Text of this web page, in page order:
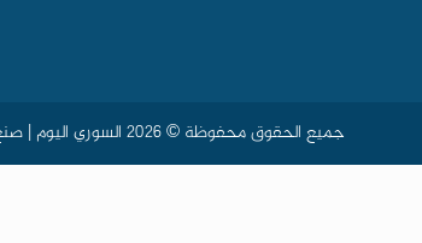
جميع الحقوق محفوظة © 2026 السوري اليوم | صنع بـ